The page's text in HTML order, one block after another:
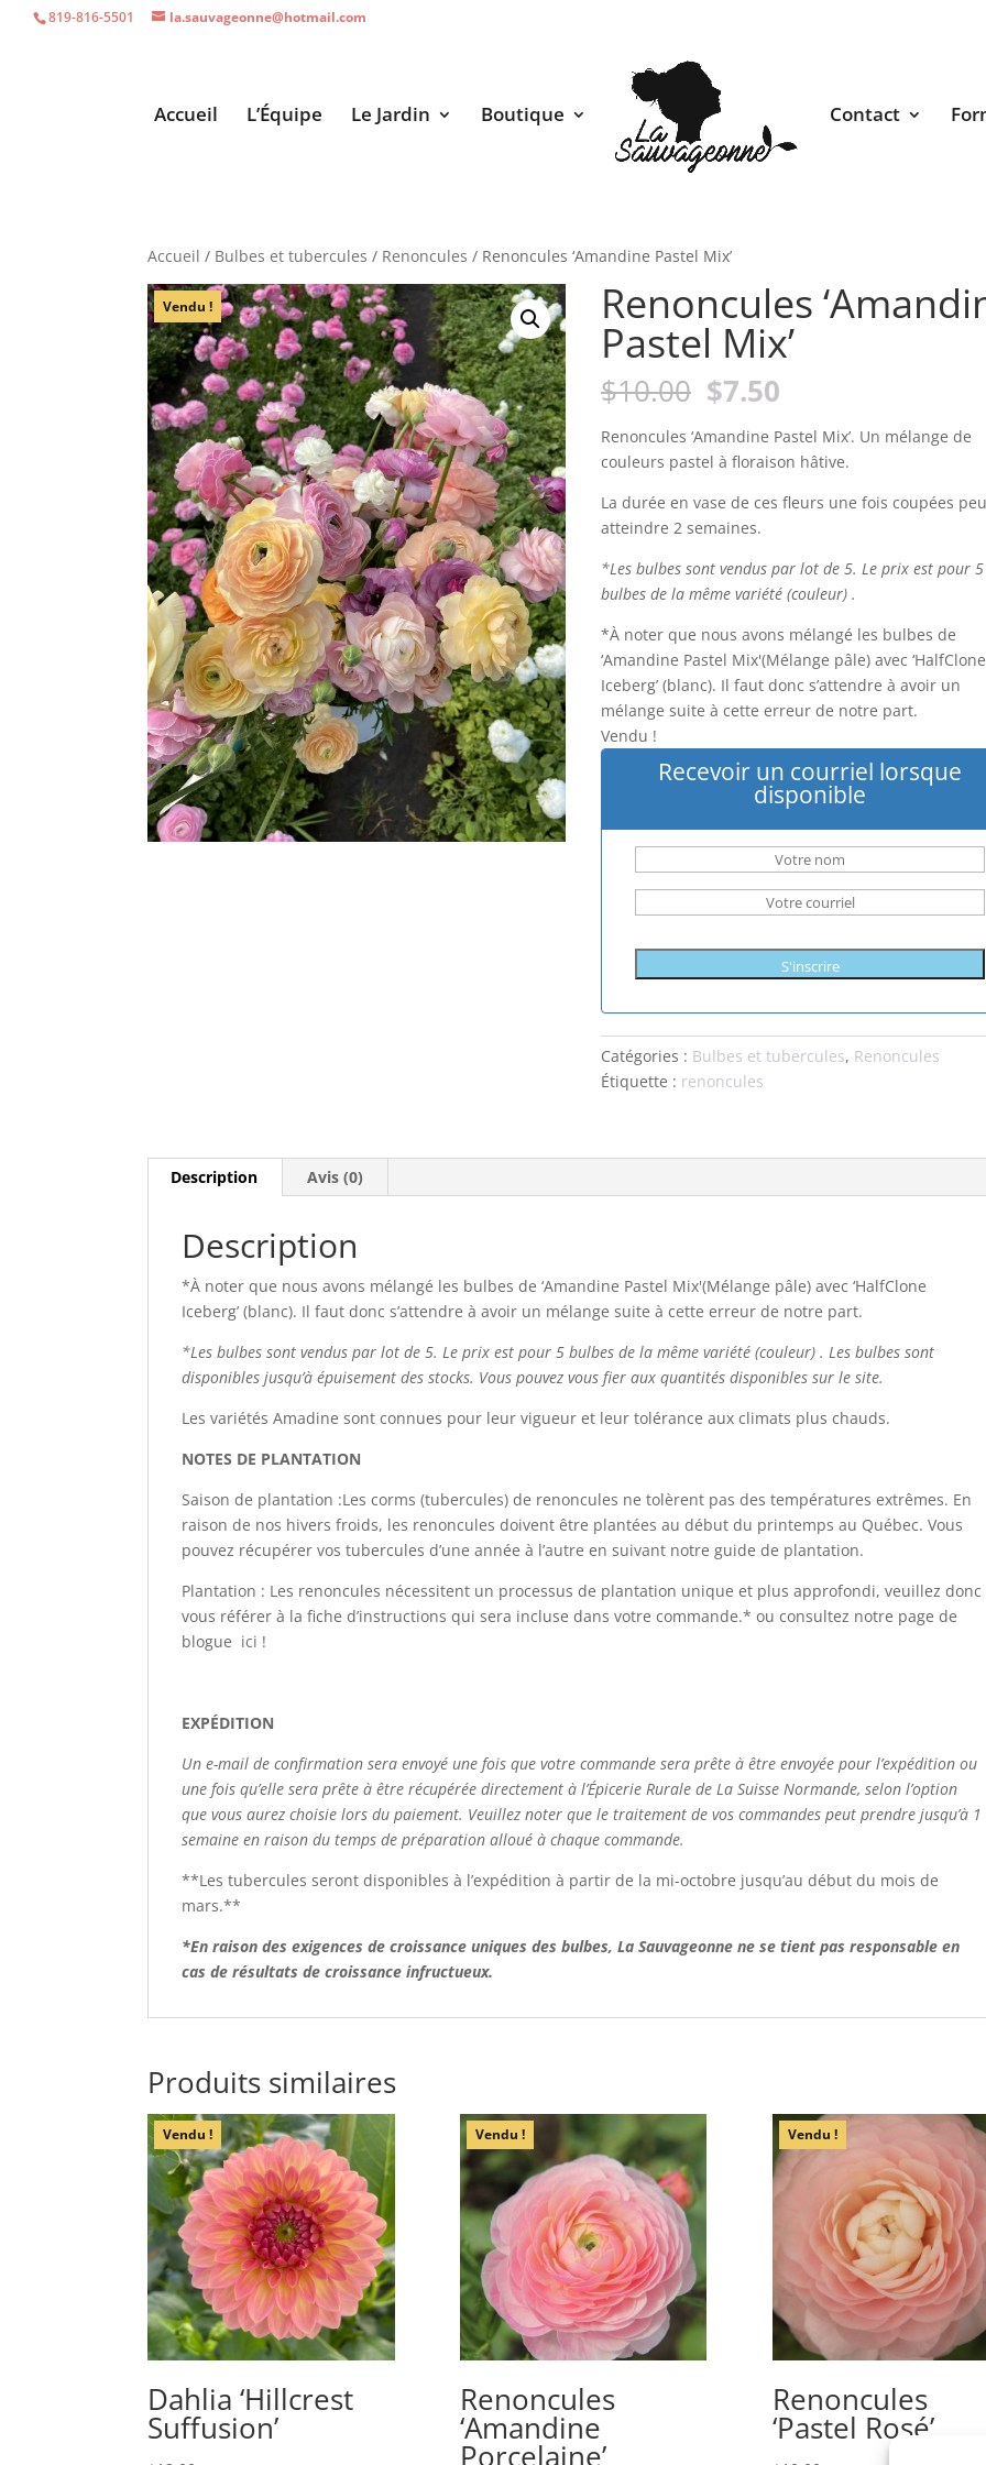
819-816-5501 la.sauvageonne@hotmail.com
Accueil L’Équipe Le Jardin Boutique Contact
Accueil / Bulbes et tubercules / Renoncules / Renoncules ‘Amandine Pastel Mix’
Vendu ! Renoncules
Pastel Mix’
$10.00 Le
prix
initial
était :
$10.00.
$7.50
actuel
est :
$7.50.
Renoncules ‘Amandine Pastel Mix’. Un mélange de
couleurs pastel à floraison hâtive.
La durée en vase de ces fleurs une fois coupées
atteindre 2 semaines.
*Les bulbes sont vendus par lot de 5. Le prix est pour 5
bulbes de la même variété (couleur) .
*À noter que nous avons mélangé les bulbes de
‘Amandine Pastel Mix'(Mélange pâle) avec ‘HalfClone
Iceberg’ (blanc). Il faut donc s’attendre à avoir un
mélange suite à cette erreur de notre part.
Vendu !
Recevoir un courriel lorsque
disponible
S'inscrire
Catégories : Bulbes et tubercules, Renoncules
Étiquette : renoncules
Description Avis (0)
Description
*À noter que nous avons mélangé les bulbes de ‘Amandine Pastel Mix'(Mélange pâle) avec ‘HalfClone
Iceberg’ (blanc). Il faut donc s’attendre à avoir un mélange suite à cette erreur de notre part.
*Les bulbes sont vendus par lot de 5. Le prix est pour 5 bulbes de la même variété (couleur) . Les bulbes sont
disponibles jusqu’à épuisement des stocks. Vous pouvez vous fier aux quantités disponibles sur le site.
Les variétés Amadine sont connues pour leur vigueur et leur tolérance aux climats plus chauds.
NOTES DE PLANTATION
Saison de plantation :Les corms (tubercules) de renoncules ne tolèrent pas des températures extrêmes. En
raison de nos hivers froids, les renoncules doivent être plantées au début du printemps au Québec. Vous
pouvez récupérer vos tubercules d’une année à l’autre en suivant notre guide de plantation.
Plantation : Les renoncules nécessitent un processus de plantation unique et plus approfondi, veuillez donc
vous référer à la fiche d’instructions qui sera incluse dans votre commande.* ou consultez notre page de
blogue ici !
EXPÉDITION
Un e-mail de confirmation sera envoyé une fois que votre commande sera prête à être envoyée pour l’expédition ou
une fois qu’elle sera prête à être récupérée directement à l’Épicerie Rurale de La Suisse Normande, selon l’option
que vous aurez choisie lors du paiement. Veuillez noter que le traitement de vos commandes peut prendre jusqu’à 1
semaine en raison du temps de préparation alloué à chaque commande.
**Les tubercules seront disponibles à l’expédition à partir de la mi-octobre jusqu’au début du mois de
mars.**
*En raison des exigences de croissance uniques des bulbes, La Sauvageonne ne se tient pas responsable en
cas de résultats de croissance infructueux.
Produits similaires
Vendu !
Dahlia ‘Hillcrest
Suffusion’
Vendu !
Renoncules
‘Amandine
Porcelaine’
Vendu !
Renoncules
‘Pastel Rosé’